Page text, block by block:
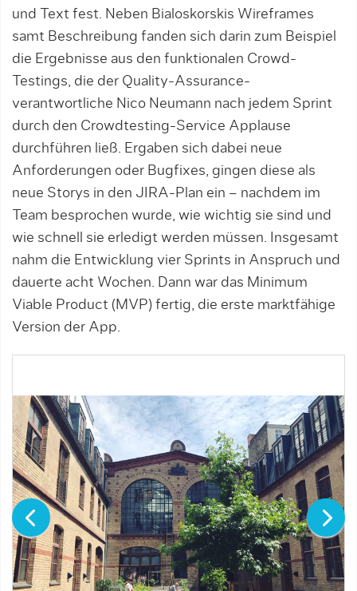
und Text fest. Neben Bialoskorskis Wireframes
samt Beschreibung fanden sich darin zum Beispiel
die Ergebnisse aus den funktionalen Crowd-
Testings, die der Quality-Assurance-
verantwortliche Nico Neumann nach jedem Sprint
durch den Crowdtesting-Service Applause
durchführen ließ. Ergaben sich dabei neue
Anforderungen oder Bugfixes, gingen diese als
neue Storys in den JIRA-Plan ein – nachdem im
Team besprochen wurde, wie wichtig sie sind und
wie schnell sie erledigt werden müssen. Insgesamt
nahm die Entwicklung vier Sprints in Anspruch und
dauerte acht Wochen. Dann war das Minimum
Viable Product (MVP) fertig, die erste marktfähige
Version der App.